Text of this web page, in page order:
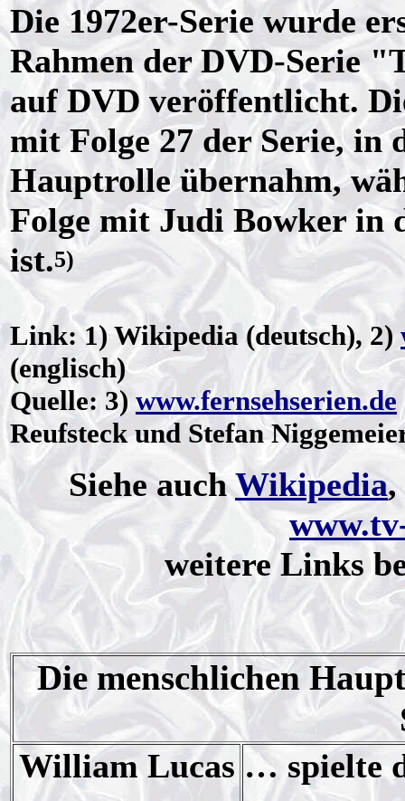
Die 1972er-Serie wurde
Rahmen der DVD-Serie
auf DVD veröffentlicht.
mit Folge 27 der Serie, in
Hauptrolle übernahm,
Folge mit Judi Bowker in
ist.5)
Link: 1) Wikipedia (deutsch), 2)
(englisch)
Quelle: 3) www.fernsehserien.de
Reufsteck und Stefan
Siehe auchWikipedia,
weitere Links
Die menschlichen
William Lucas … spielte